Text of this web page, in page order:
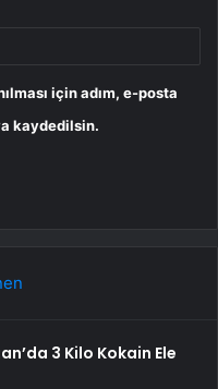
için adım, e-posta
kaydedilsin.
3 Kilo Kokain Ele